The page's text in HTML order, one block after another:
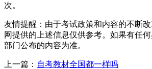
次。
友情提醒：由于考试政策和内容的不断
网提供的上述信息仅供参考。如果有任
部门公布的内容为准。
上一篇： 自考教材全国都一样吗